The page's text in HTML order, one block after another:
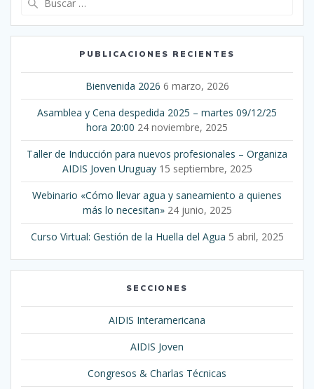
PUBLICACIONES RECIENTES
Bienvenida 2026 6 marzo, 2026
Asamblea y Cena despedida 2025 – martes 09/12/25
hora 20:00 24 noviembre, 2025
Taller de Inducción para nuevos profesionales – Organiza
AIDIS Joven Uruguay 15 septiembre, 2025
Webinario «Cómo llevar agua y saneamiento a quienes
más lo necesitan» 24 junio, 2025
Curso Virtual: Gestión de la Huella del Agua 5 abril, 2025
SECCIONES
AIDIS Interamericana
AIDIS Joven
Congresos & Charlas Técnicas